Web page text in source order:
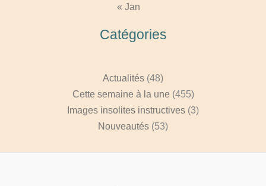
« Jan
Catégories
Actualités (48)
Cette semaine à la une (455)
Images insolites instructives (3)
Nouveautés (53)